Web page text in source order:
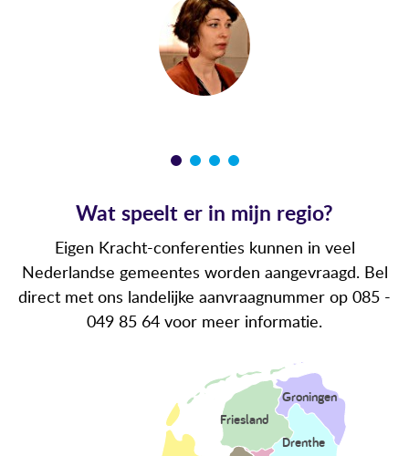
Drenthe
Friesland
Groningen
Wat speelt er in mijn regio?
Eigen Kracht-conferenties kunnen in veel
Nederlandse gemeentes worden aangevraagd. Bel
direct met ons landelijke aanvraagnummer op 085 -
049 85 64 voor meer informatie.